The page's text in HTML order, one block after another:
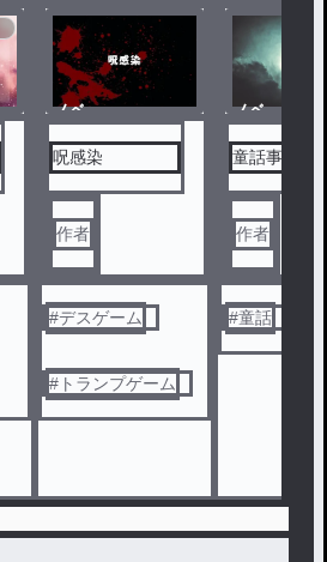
ノベ
呪感染
作者
#デスゲーム
# トランプゲーム
ノベ
童話事件簿
作者
#童話